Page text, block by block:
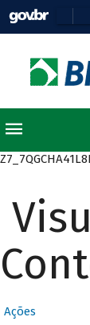
Ações